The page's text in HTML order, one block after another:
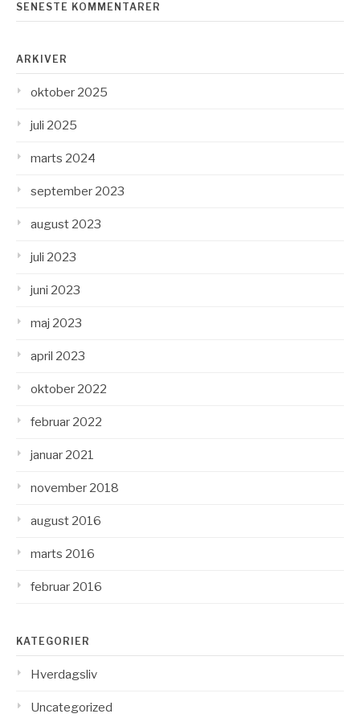
SENESTE KOMMENTARER
ARKIVER
oktober 2025
juli 2025
marts 2024
september 2023
august 2023
juli 2023
juni 2023
maj 2023
april 2023
oktober 2022
februar 2022
januar 2021
november 2018
august 2016
marts 2016
februar 2016
KATEGORIER
Hverdagsliv
Uncategorized